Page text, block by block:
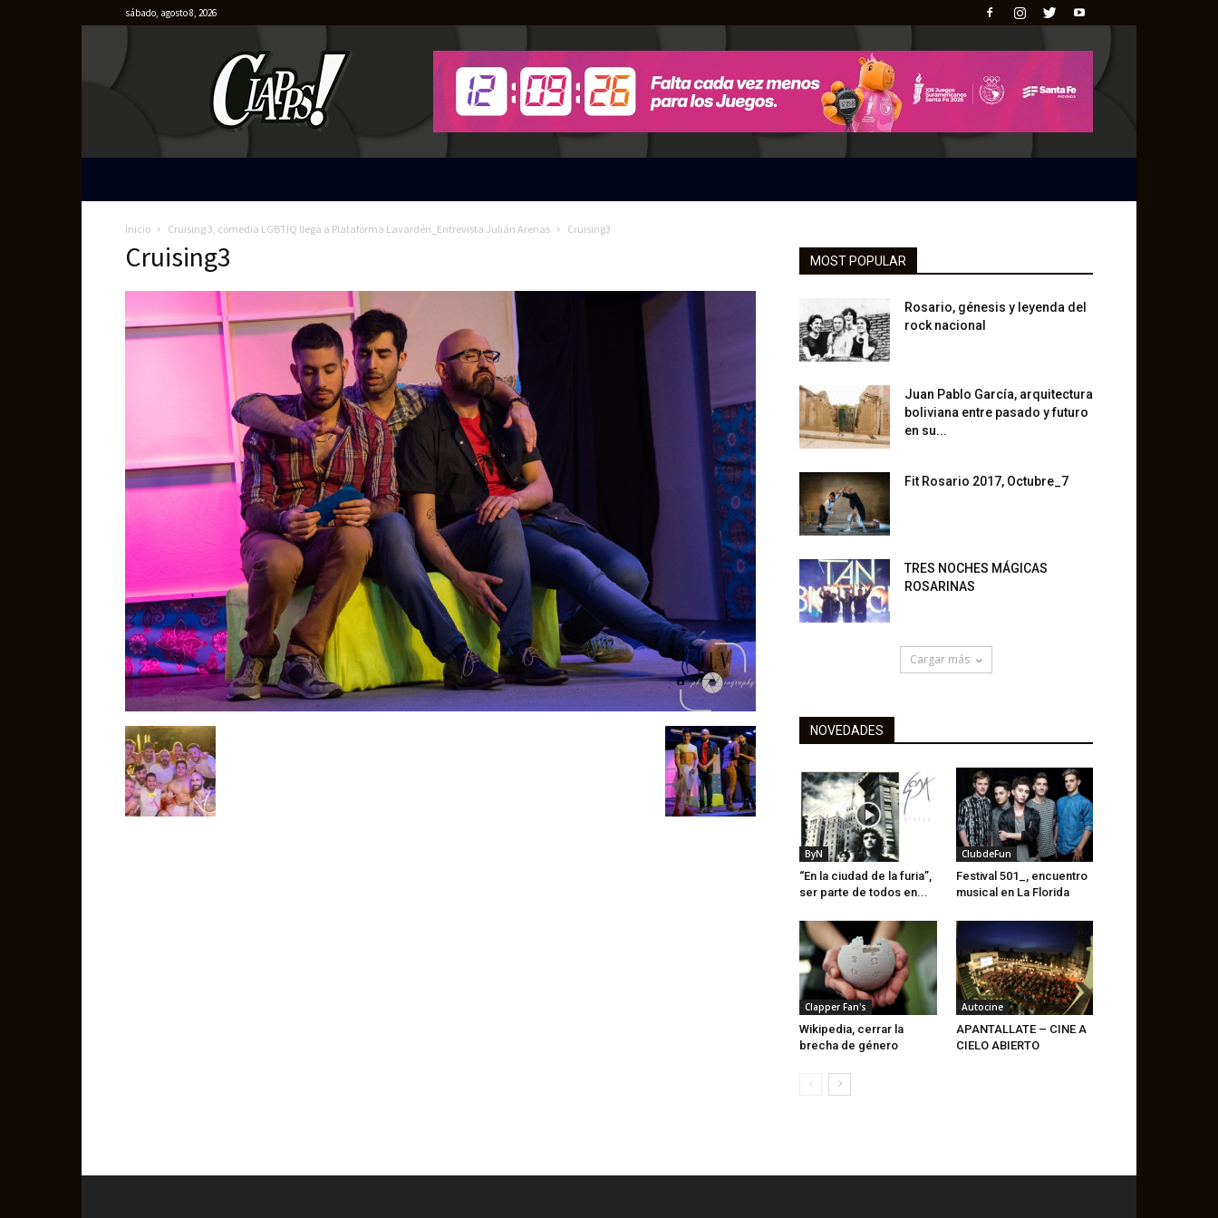
sábado, agosto 8, 2026
Inicio Cruising 3, comedia LGBTIQ llega a Plataforma Lavardén_Entrevista Julián Arenas Cruising3
Cruising3 MOST POPULAR
Rosario, génesis y leyenda del
rock nacional
Juan Pablo García, arquitectura
boliviana entre pasado y futuro
en su...
Fit Rosario 2017, Octubre_7
TRES NOCHES MÁGICAS
ROSARINAS
Cargar más
NOVEDADES
ByN
“En la ciudad de la furia”,
ser parte de todos en...
ClubdeFun
Festival 501_, encuentro
musical en La Florida
Clapper Fan's
Wikipedia, cerrar la
brecha de género
Autocine
APANTALLATE – CINE A
CIELO ABIERTO